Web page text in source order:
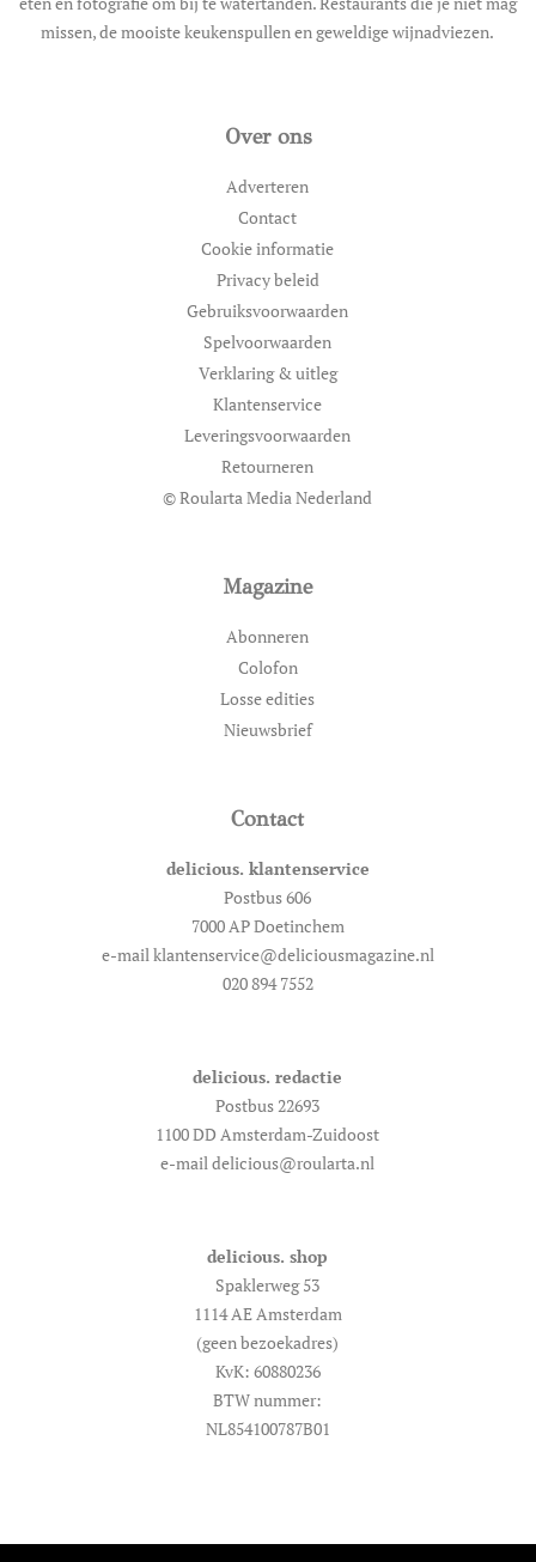
missen, de mooiste keukenspullen en geweldige wijnadviezen.
Over ons
Adverteren
Contact
Cookie informatie
Privacy beleid
Gebruiksvoorwaarden
Spelvoorwaarden
Verklaring & uitleg
Klantenservice
Leveringsvoorwaarden
Retourneren
© Roularta Media Nederland
Magazine
Abonneren
Colofon
Losse edities
Nieuwsbrief
Contact
delicious. klantenservice
Postbus 606
7000 AP Doetinchem
e-mail klantenservice@deliciousmagazine.nl
020 894 7552
delicious. redactie
Postbus 22693
1100 DD Amsterdam-Zuidoost
e-mail delicious@roularta.nl
delicious. shop
Spaklerweg 53
1114 AE Amsterdam
(geen bezoekadres)
KvK: 60880236
BTW nummer:
NL854100787B01